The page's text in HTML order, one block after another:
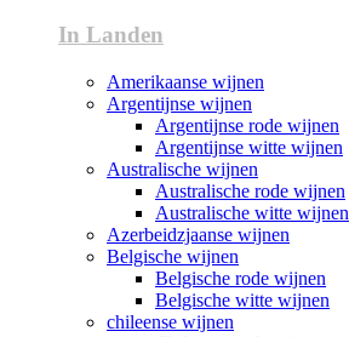
In Landen
Amerikaanse wijnen
Argentijnse wijnen
Argentijnse rode wijnen
Argentijnse witte wijnen
Australische wijnen
Australische rode wijnen
Australische witte wijnen
Azerbeidzjaanse wijnen
Belgische wijnen
Belgische rode wijnen
Belgische witte wijnen
chileense wijnen